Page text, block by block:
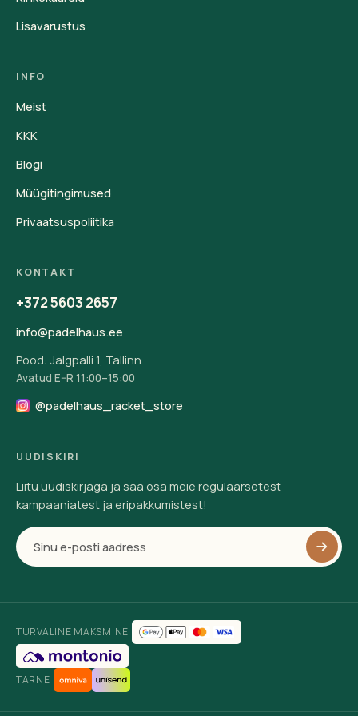
Lisavarustus
INFO
Meist
KKK
Blogi
Müügitingimused
Privaatsuspoliitika
KONTAKT
+372 5603 2657
info@padelhaus.ee
Pood: Jalgpalli 1, Tallinn
Avatud E–R 11:00–15:00
@padelhaus_racket_store
UUDISKIRI
Liitu uudiskirjaga ja saa osa meie regulaarsetest
kampaaniatest ja eripakkumistest!
TURVALINE MAKSMINE
TARNE